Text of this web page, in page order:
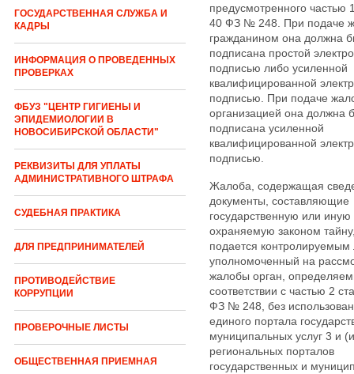
ГОСУДАРСТВЕННАЯ СЛУЖБА И
КАДРЫ
ИНФОРМАЦИЯ О ПРОВЕДЕННЫХ
ПРОВЕРКАХ
ФБУЗ "ЦЕНТР ГИГИЕНЫ И
ЭПИДЕМИОЛОГИИ В
НОВОСИБИРСКОЙ ОБЛАСТИ"
РЕКВИЗИТЫ ДЛЯ УПЛАТЫ
АДМИНИСТРАТИВНОГО ШТРАФА
СУДЕБНАЯ ПРАКТИКА
ДЛЯ ПРЕДПРИНИМАТЕЛЕЙ
ПРОТИВОДЕЙСТВИЕ
КОРРУПЦИИ
ПРОВЕРОЧНЫЕ ЛИСТЫ
ОБЩЕСТВЕННАЯ ПРИЕМНАЯ
предусмотренного частью
40 ФЗ № 248. При подаче
гражданином она должна
подписана простой
подписью либо усиленной
квалифицированной
подписью. При подаче
организацией она должна
подписана усиленной
квалифицированной
подписью.
Жалоба, содержащая
документы, составляющие
государственную или иную
охраняемую законом
подается
уполномоченный на
жалобы орган,
соответствии с частью 2
ФЗ № 248, без
единого портала
муниципальных услуг 3 и
региональных порталов
государственных и